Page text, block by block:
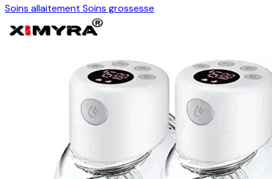
Soins allaitement Soins grossesse